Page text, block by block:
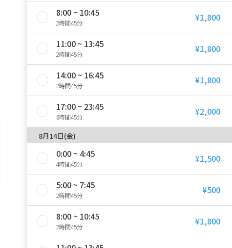
8:00 ~ 10:45
2時間45分 ¥1,800
11:00 ~ 13:45
2時間45分 ¥1,800
14:00 ~ 16:45
2時間45分 ¥1,800
17:00 ~ 23:45
6時間45分 ¥2,000
8月14日(金)
0:00 ~ 4:45
4時間45分 ¥1,500
5:00 ~ 7:45
2時間45分 ¥500
8:00 ~ 10:45
2時間45分 ¥1,800